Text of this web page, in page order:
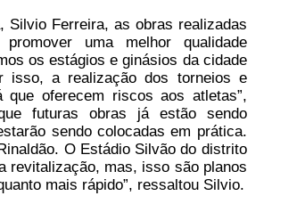
Silvio Ferreira, as obras realizadas
uma melhor qualidade
os estágios e ginásios da cidade
isso, a realização dos torneios e
que oferecem riscos aos atletas”,
futuras obras já estão sendo
sendo colocadas em prática.
O Estádio Silvão do distrito
revitalização, mas, isso são planos
mais rápido”, ressaltou Silvio.